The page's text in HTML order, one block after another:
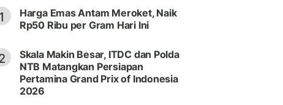
1
Harga Emas Antam Meroket, Naik
Rp50 Ribu per Gram Hari Ini
Skala Makin Besar, ITDC dan Polda
NTB Matangkan Persiapan
Pertamina Grand Prix of Indonesia
2026